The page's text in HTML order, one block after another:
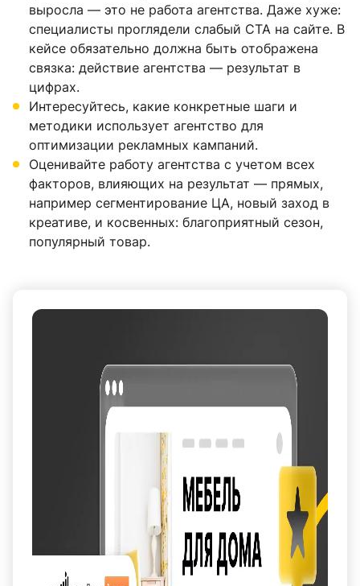
выросла — это не работа агентства. Даже хуже:
специалисты проглядели слабый CTA на сайте. В
кейсе обязательно должна быть отображена
связка: действие агентства — результат в
цифрах.
Интересуйтесь, какие конкретные шаги и
методики использует агентство для
оптимизации рекламных кампаний.
Оценивайте работу агентства с учетом всех
факторов, влияющих на результат — прямых,
например сегментирование ЦА, новый заход в
креативе, и косвенных: благоприятный сезон,
популярный товар.